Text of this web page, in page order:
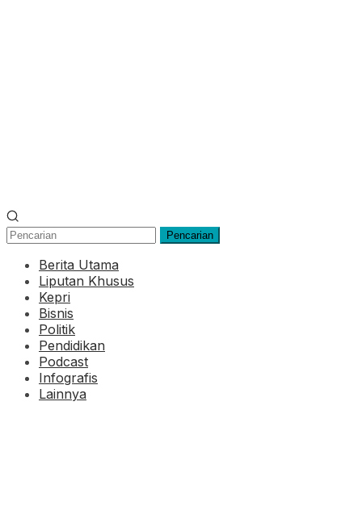
Pencarian
Berita Utama
Liputan Khusus
Kepri
Bisnis
Politik
Pendidikan
Podcast
Infografis
Lainnya